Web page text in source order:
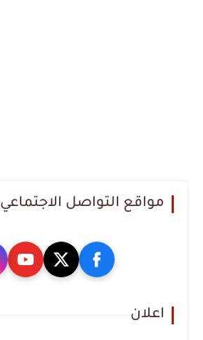
مواقع التواصل الاجتماعي
اعلان